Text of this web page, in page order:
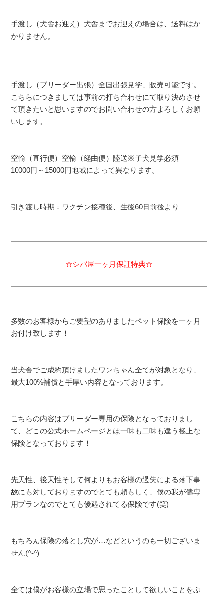
手渡し（犬舎お迎え）犬舎までお迎えの場合は、送料はか
かりません。
手渡し（ブリーダー出張）全国出張見学、販売可能です。
こちらにつきましては事前の打ち合わせにて取り決めさせ
て頂きたいと思いますのでお問い合わせの方よろしくお願
いします。
空輸（直行便）空輸（経由便）陸送※子犬見学必須
10000円～15000円地域によって異なります。
引き渡し時期：ワクチン接種後、生後60日前後より
☆シバ屋一ヶ月保証特典☆
多数のお客様からご要望のありましたペット保険を一ヶ月
お付け致します！
当犬舎でご成約頂けましたワンちゃん全てが対象となり、
最大100%補償と手厚い内容となっております。
こちらの内容はブリーダー専用の保険となっておりまし
て、どこの公式ホームページとは一味も二味も違う極上な
保険となっております！
先天性、後天性そして何よりもお客様の過失による落下事
故にも対しておりますのでとても頼もしく、僕の我が儘専
用プランなのでとても優遇されてる保険です(笑)
もちろん保険の落とし穴が…などというのも一切ございま
せん(^-^)
全ては僕がお客様の立場で思ったことして欲しいことをぶ